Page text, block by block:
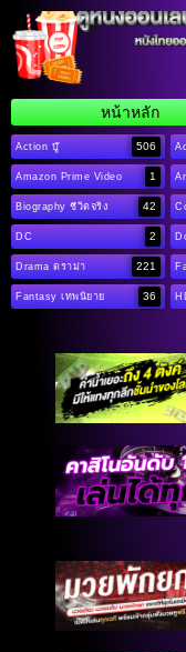
หน้าหลัก
Action บู๊ 506
Amazon Prime Video 1
Biography ชีวิตจริง 42
DC 2
Drama ดราม่า 221
Fantasy เทพนิยาย 36